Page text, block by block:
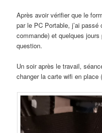
Après avoir vérifier que le
par le PC Portable, j’ai
commande) et quelques
question.
Un soir après le travail,
changer la carte wifi en place